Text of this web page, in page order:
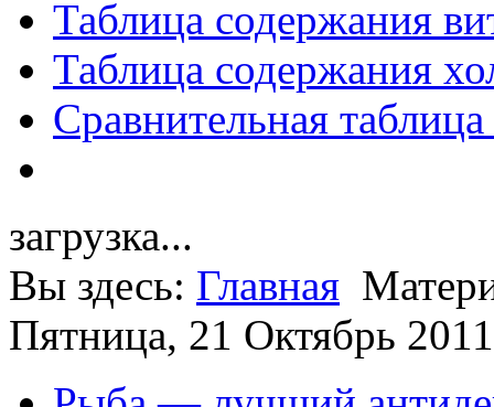
Таблица содержания
Таблица содержания
Сравнительная
загрузка...
Вы здесь: Главная
Пятница, 21 Октябрь 2011